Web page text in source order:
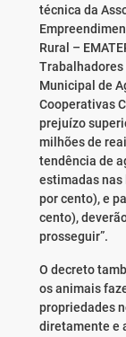
técnica da
Rural –
Trabalhadores
Municipal de
Cooperativas
prejuízo
milhões de
tendência de
estimadas nas
por cento), e
cento),
prosseguir”.
O decreto
os animais
propriedades
diretamente e